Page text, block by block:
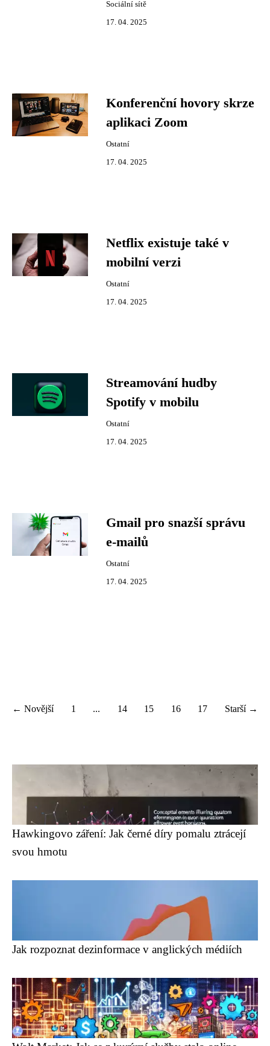
Sociální sítě
17. 04. 2025
Konferenční hovory skrze
aplikaci Zoom
Ostatní
17. 04. 2025
Netflix existuje také v
mobilní verzi
Ostatní
17. 04. 2025
Streamování hudby
Spotify v mobilu
Ostatní
17. 04. 2025
Gmail pro snazší správu
e-mailů
Ostatní
17. 04. 2025
← Novější 1 ... 14 15 16 17 Starší →
Hawkingovo záření: Jak černé díry pomalu ztrácejí
svou hmotu
Jak rozpoznat dezinformace v anglických médiích